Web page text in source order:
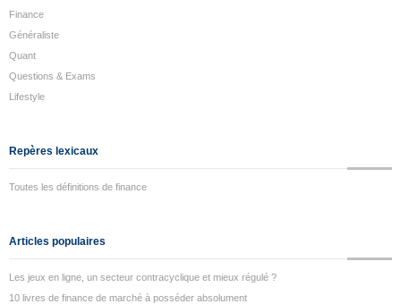
Finance
Généraliste
Quant
Questions & Exams
Lifestyle
Repères lexicaux
Toutes les définitions de finance
Articles populaires
Les jeux en ligne, un secteur contracyclique et mieux régulé ?
10 livres de finance de marché à posséder absolument